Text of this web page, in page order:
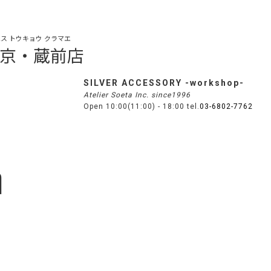
トウキョウ クラマエ
・蔵前店
SILVER ACCESSORY -workshop-
Atelier Soeta Inc. since1996
Open 10:00(11:00) - 18:00 tel.03-6802-7762